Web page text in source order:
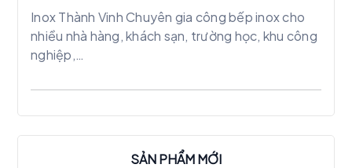
Inox Thành Vinh Chuyên gia công bếp inox cho
nhiều nhà hàng, khách sạn, trường học, khu công
nghiệp,…
SẢN PHẨM MỚI